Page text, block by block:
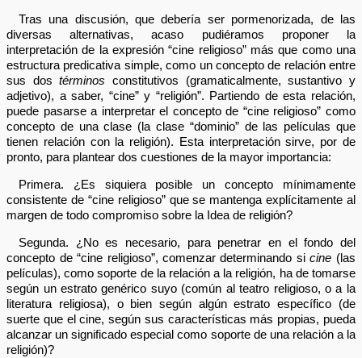
Tras una discusión, que debería ser pormenorizada, de las
diversas alternativas, acaso pudiéramos proponer la
interpretación de la expresión “cine religioso” más que como una
estructura predicativa simple, como un concepto de relación entre
sus dostérminos constitutivos (gramaticalmente, sustantivo y
adjetivo), a saber, “cine” y “religión”. Partiendo de esta relación,
puede pasarse a interpretar el concepto de “cine religioso” como
concepto de una clase (la clase “dominio” de las películas que
tienen relación con la religión). Esta interpretación sirve, por de
pronto, para plantear dos cuestiones de la mayor importancia:
Primera. ¿Es siquiera posible un concepto mínimamente
consistente de “cine religioso” que se mantenga explícitamente al
margen de todo compromiso sobre la Idea de religión?
Segunda. ¿No es necesario, para penetrar en el fondo del
concepto de “cine religioso”, comenzar determinando sicine (las
películas), como soporte de la relación a la religión, ha de tomarse
según un estrato genérico suyo (común al teatro religioso, o a la
literatura religiosa), o bien según algún estrato específico (de
suerte que el cine, según sus características más propias, pueda
alcanzar un significado especial como soporte de una relación a la
religión)?